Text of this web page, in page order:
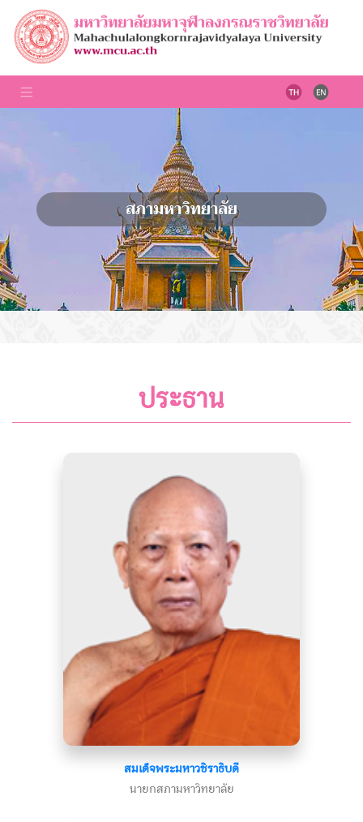
สภามหาวิทยาลัย
ประธาน
สมเด็จพระมหาวชิราธิบดี
นายกสภามหาวิทยาลัย